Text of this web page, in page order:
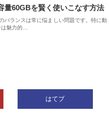
量60GBを賢く使いこなす方法
バランスは常に悩ましい問題です。特に動
魅力的…
はてブ